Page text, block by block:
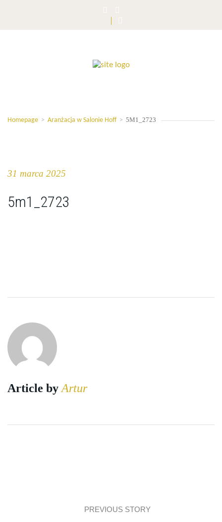
Homepage > Aranżacja w Salonie Hoff > 5M1_2723
31 marca 2025
5m1_2723
Article byArtur
PREVIOUS STORY